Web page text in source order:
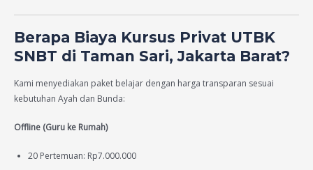
Berapa Biaya Kursus Privat UTBK
SNBT di Taman Sari, Jakarta Barat?
Kami menyediakan paket belajar dengan harga transparan sesuai
kebutuhan Ayah dan Bunda:
Offline (Guru ke Rumah)
20 Pertemuan: Rp7.000.000